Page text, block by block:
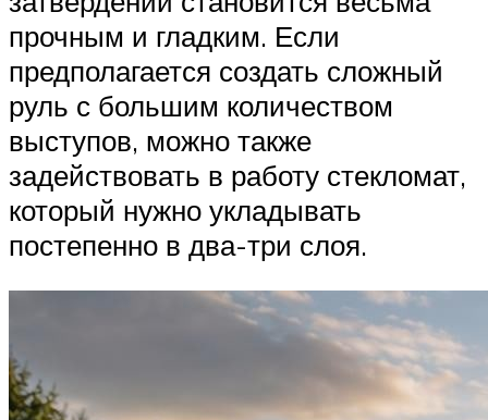
прочным и гладким. Если
предполагается создать сложный
руль с большим количеством
выступов, можно также
задействовать в работу стекломат,
который нужно укладывать
постепенно в два-три слоя.